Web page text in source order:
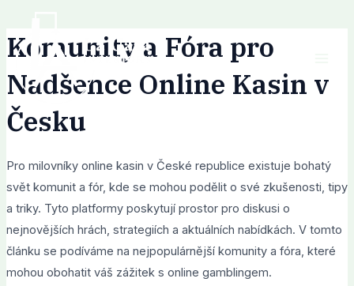
content
Komunity a Fóra pro
Nadšence Online Kasin v
Česku
Pro milovníky online kasin v České republice existuje bohatý
svět komunit a fór, kde se mohou podělit o své zkušenosti, tipy
a triky. Tyto platformy poskytují prostor pro diskusi o
nejnovějších hrách, strategiích a aktuálních nabídkách. V tomto
článku se podíváme na nejpopulárnější komunity a fóra, které
mohou obohatit váš zážitek s online gamblingem.